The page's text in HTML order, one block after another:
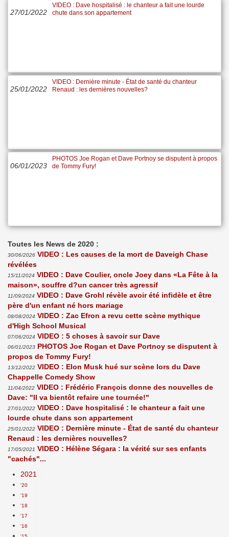
27/01/2022
VIDEO : Dave hospitalisé : le chanteur a fait une lourde
chute dans son appartement
25/01/2022
VIDEO : Dernière minute - État de santé du chanteur
Renaud : les dernières nouvelles?
06/01/2023
PHOTOS Joe Rogan et Dave Portnoy se disputent à propos
de Tommy Fury!
Toutes les News de 2020 :
30/06/2026 VIDEO : Les causes de la mort de Daveigh Chase
révélées
15/11/2024 VIDEO : Dave Coulier, oncle Joey dans «La Fête à la
maison», souffre d?un cancer très agressif
11/09/2024 VIDEO : Dave Grohl révèle avoir été infidèle et être
père d'un enfant né hors mariage
08/08/2024 VIDEO : Zac Efron a revu cette scène mythique
d'High School Musical
07/06/2024 VIDEO : 5 choses à savoir sur Dave
06/01/2023 PHOTOS Joe Rogan et Dave Portnoy se disputent à
propos de Tommy Fury!
13/12/2022 VIDEO : Elon Musk hué sur scène lors du Dave
Chappelle Comedy Show
11/04/2022 VIDEO : Frédéric François donne des nouvelles de
Dave: "Il va bientôt refaire une tournée!"
27/01/2022 VIDEO : Dave hospitalisé : le chanteur a fait une
lourde chute dans son appartement
25/01/2022 VIDEO : Dernière minute - État de santé du chanteur
Renaud : les dernières nouvelles?
17/05/2021 VIDEO : Hélène Ségara : la vérité sur ses enfants
"cachés"...
2021
'20
'19
'18
'17
'16